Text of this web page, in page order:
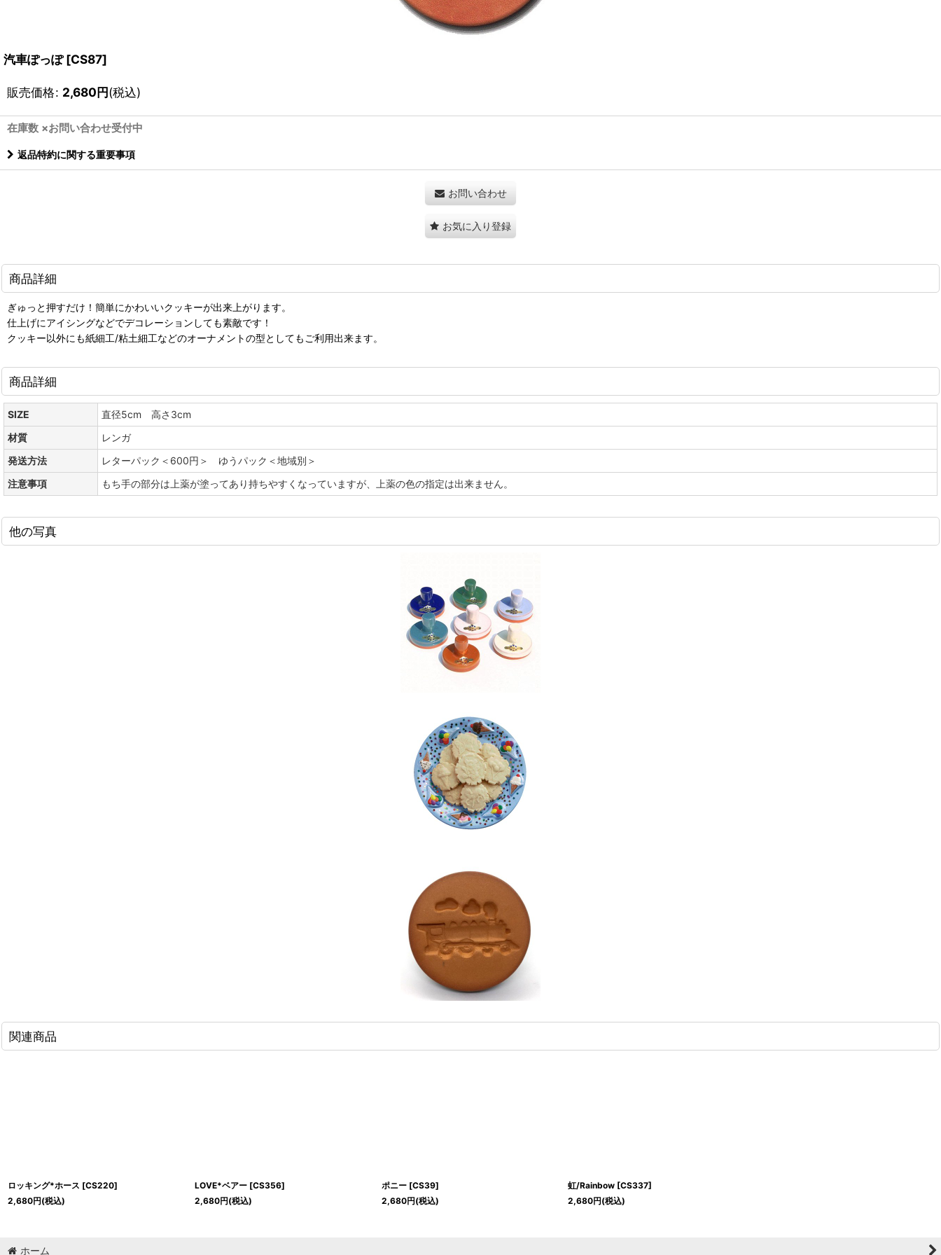
汽車ぽっぽ [CS87]
販売価格: 2,680円(税込)
在庫数 ×お問い合わせ受付中
返品特約に関する重要事項
お問い合わせ
お気に入り登録
商品詳細
ぎゅっと押すだけ！簡単にかわいいクッキーが出来上がります。
仕上げにアイシングなどでデコレーションしても素敵です！
クッキー以外にも紙細工/粘土細工などのオーナメントの型としてもご利用出来ます。
商品詳細
SIZE
直径5cm 高さ3cm
材質
レンガ
発送方法
レターパック＜600円＞ ゆうパック＜地域別＞
注意事項
もち手の部分は上薬が塗ってあり持ちやすくなっていますが、上薬の色の指定は出来ません。
他の写真
関連商品
ロッキング*ホース [CS220]
2,680円(税込)
LOVE*ベアー [CS356]
2,680円(税込)
ポニー [CS39]
2,680円(税込)
虹/Rainbow [CS337]
2,680円(税込)
ホーム